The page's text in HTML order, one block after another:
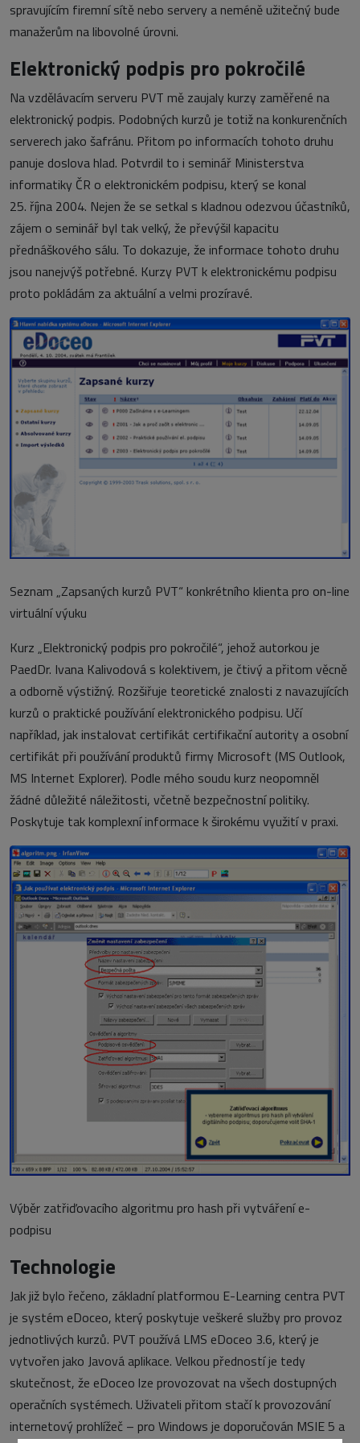
spravujícím firemní sítě nebo servery a neméně užitečný bude
manažerům na libovolné úrovni.
Elektronický podpis pro pokročilé
Na vzdělávacím serveru PVT mě zaujaly kurzy zaměřené na
elektronický podpis. Podobných kurzů je totiž na konkurenčních
serverech jako šafránu. Přitom po informacích tohoto druhu
panuje doslova hlad. Potvrdil to i seminář Ministerstva
informatiky ČR o elektronickém podpisu, který se konal
25. října 2004. Nejen že se setkal s kladnou odezvou účastníků,
zájem o seminář byl tak velký, že převýšil kapacitu
přednáškového sálu. To dokazuje, že informace tohoto druhu
jsou nanejvýš potřebné. Kurzy PVT k elektronickému podpisu
proto pokládám za aktuální a velmi prozíravé.
Seznam „Zapsaných kurzů PVT“ konkrétního klienta pro on-line
virtuální výuku
Kurz „Elektronický podpis pro pokročilé“, jehož autorkou je
PaedDr. Ivana Kalivodová s kolektivem, je čtivý a přitom věcně
a odborně výstižný. Rozšiřuje teoretické znalosti z navazujících
kurzů o praktické používání elektronického podpisu. Učí
například, jak instalovat certifikát certifikační autority a osobní
certifikát při používání produktů firmy Microsoft (MS Outlook,
MS Internet Explorer). Podle mého soudu kurz neopomněl
žádné důležité náležitosti, včetně bezpečnostní politiky.
Poskytuje tak komplexní informace k širokému využití v praxi.
Výběr zatřiďovacího algoritmu pro hash při vytváření e-
podpisu
Technologie
Jak již bylo řečeno, základní platformou E-Learning centra PVT
je systém eDoceo, který poskytuje veškeré služby pro provoz
jednotlivých kurzů. PVT používá LMS eDoceo 3.6, který je
vytvořen jako Javová aplikace. Velkou předností je tedy
skutečnost, že eDoceo lze provozovat na všech dostupných
operačních systémech. Uživateli přitom stačí k provozování
internetový prohlížeč – pro Windows je doporučován MSIE 5 a